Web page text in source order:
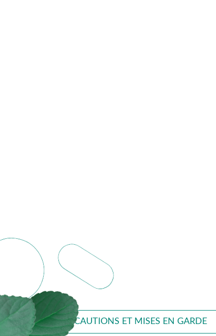
PRÉCAUTIONS ET MISES EN GARDE